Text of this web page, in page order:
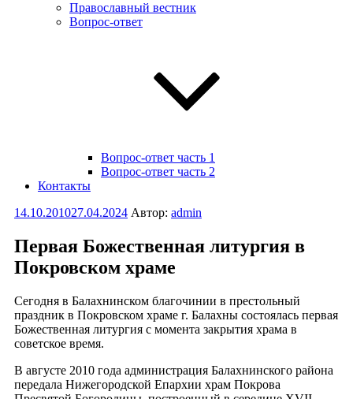
Православный вестник
Вопрос-ответ
Вопрос-ответ часть 1
Вопрос-ответ часть 2
Контакты
Опубликовано
14.10.201027.04.2024 Автор: admin
Первая Божественная литургия в
Покровском храме
Сегодня в Балахнинском благочинии в престольный
праздник в Покровском храме г. Балахны состоялась первая
Божественная литургия с момента закрытия храма в
советское время.
В августе 2010 года администрация Балахнинского района
передала Нижегородской Епархии храм Покрова